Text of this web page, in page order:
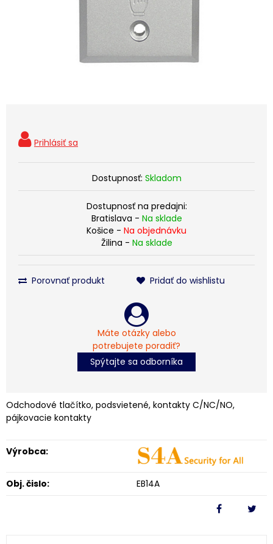
Dostupnosť: Skladom
Dostupnosť na predajni:
Bratislava - Na sklade
Košice - Na objednávku
Žilina - Na sklade
Porovnať produkt Pridať do wishlistu
Máte otázky alebo
potrebujete poradiť?
Spýtajte sa odborníka
Odchodové tlačítko, podsvietené, kontakty C/NC/NO,
pájkovacie kontakty
Výrobca:
Obj. čislo: EB14A